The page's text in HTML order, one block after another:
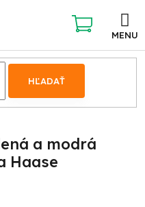
HĽADAŤ
NÁKUPNÝ
KOŠÍK
a modrá
Haase